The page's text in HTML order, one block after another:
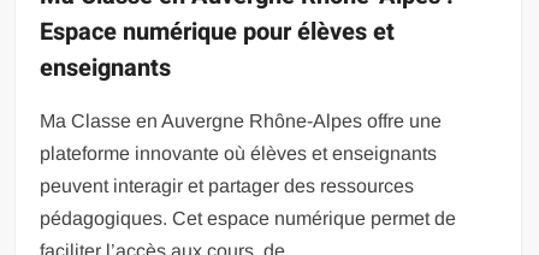
Espace numérique pour élèves et
enseignants
Ma Classe en Auvergne Rhône-Alpes offre une
plateforme innovante où élèves et enseignants
peuvent interagir et partager des ressources
pédagogiques. Cet espace numérique permet de
faciliter l’accès aux cours, de